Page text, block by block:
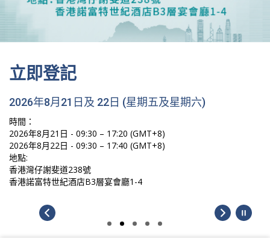
立即登記
2026年8月21日及 22日 (星期五及星期六)
時間：
2026年8月21日 - 09:30 – 17:20 (GMT+8)
2026年8月22日 - 09:30 – 17:40 (GMT+8)
地點:
香港灣仔謝斐道238號
香港諾富特世紀酒店B3層宴會廳1-4